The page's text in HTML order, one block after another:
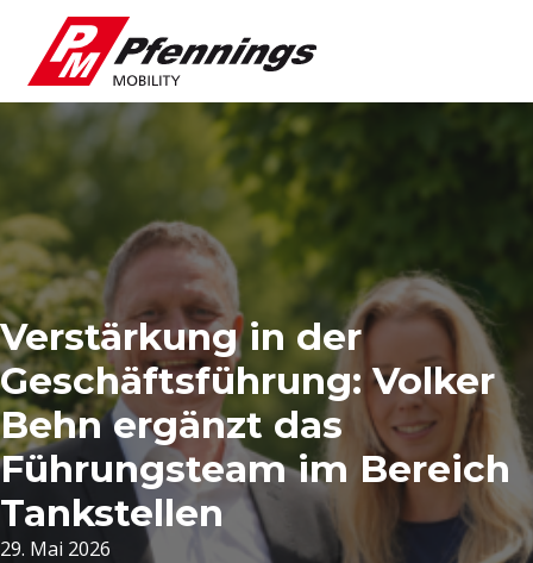
Verstärkung in der
Geschäftsführung: Volker
Behn ergänzt das
Führungsteam im Bereich
Tankstellen
29. Mai 2026